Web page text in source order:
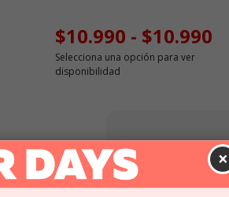
$10.990 - $10.990
Selecciona una opción para ver
disponibilidad
×